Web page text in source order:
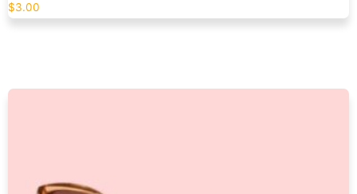
$3.00